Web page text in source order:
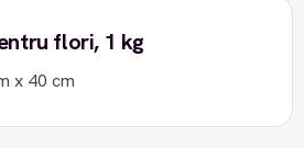
flori, 1 kg
x 40 cm